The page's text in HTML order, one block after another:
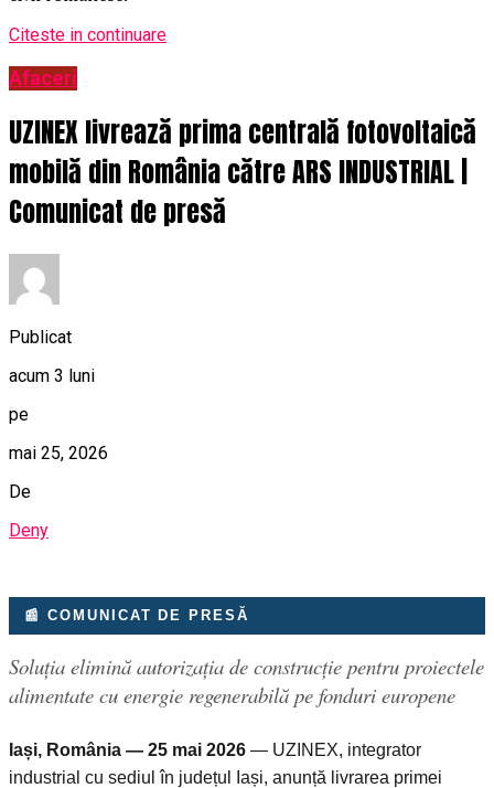
Citeste in continuare
Afaceri
UZINEX livrează prima centrală fotovoltaică
mobilă din România către ARS INDUSTRIAL |
Comunicat de presă
Publicat
acum 3 luni
pe
mai 25, 2026
De
Deny
📰 COMUNICAT DE PRESĂ
Soluția elimină autorizația de construcție pentru proiectele
alimentate cu energie regenerabilă pe fonduri europene
Iași, România — 25 mai 2026 — UZINEX, integrator
industrial cu sediul în județul Iași, anunță livrarea primei